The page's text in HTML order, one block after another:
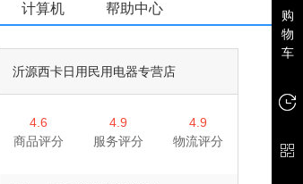
计算机 帮助中心
沂源西卡日用民用电器专营店
4.6
商品评分
4.9
服务评分
4.9
物流评分
购
物
车